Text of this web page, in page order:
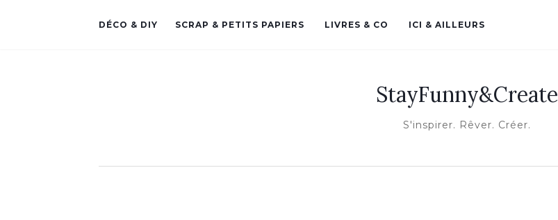
DÉCO & DIY SCRAP & PETITS PAPIERS LIVRES & CO ICI & AILLEURS
StayFunny&Create
S'inspirer. Rêver. Créer.